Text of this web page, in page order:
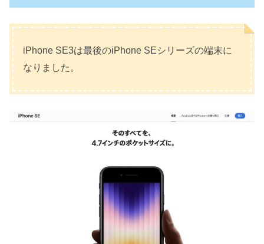
iPhone SE3は最後のiPhone SEシリーズの端末に
なりました。